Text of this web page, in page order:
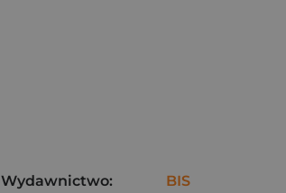
Wydawnictwo: BIS